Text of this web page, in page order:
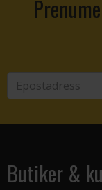
Butiker &